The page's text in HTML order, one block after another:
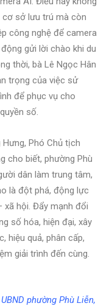
sở lưu trú mà còn
công nghệ để camera
gửi lời chào khi du
thời, bà Lê Ngọc Hân
trọng của việc sử
để phục vụ cho
số.
Phó Chủ tịch
cho biết, phường Phù
dân làm trung tâm,
là đột phá, động lực
xã hội. Đẩy mạnh đổi
số hóa, hiện đại, xây
hiệu quả, phân cấp,
giải trình đến cùng.
phường Phù Liễn,